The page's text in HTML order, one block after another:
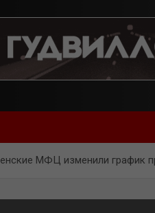
МФЦ изменили график